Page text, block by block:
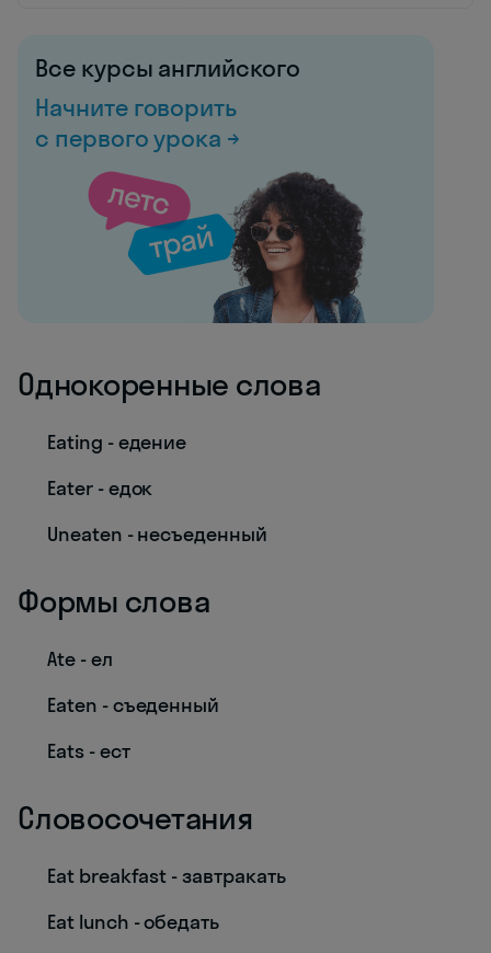
Все курсы английского
Начните говорить
с первого урока →
Однокоренные слова
Eating - едение
Eater - едок
Uneaten - несъеденный
Формы слова
Ate - ел
Eaten - съеденный
Eats - ест
Словосочетания
Eat breakfast - завтракать
Eat lunch - обедать